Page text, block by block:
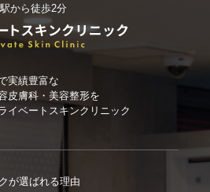
から徒歩2分
実績豊富な
皮膚科・美容整形を
イベートスキンクリニック
が選ばれる理由